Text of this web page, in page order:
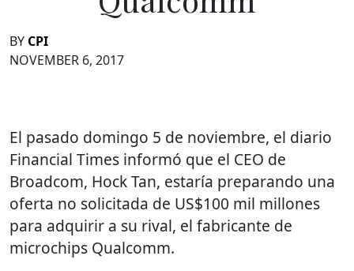
BY CPI
NOVEMBER 6, 2017
El pasado domingo 5 de noviembre, el diario
Financial Times informó que el CEO de
Broadcom, Hock Tan, estaría preparando una
oferta no solicitada de US$100 mil millones
para adquirir a su rival, el fabricante de
microchips Qualcomm.